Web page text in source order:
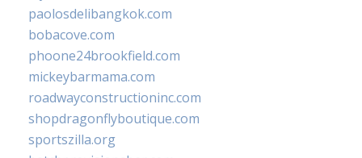
paolosdelibangkok.com
bobacove.com
phoone24brookfield.com
mickeybarmama.com
roadwayconstructioninc.com
shopdragonflyboutique.com
sportszilla.org